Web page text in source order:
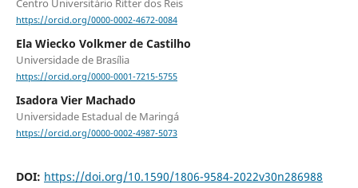
Centro Universitário Ritter dos Reis
https://orcid.org/0000-0002-4672-0084
Ela Wiecko Volkmer de Castilho
Universidade de Brasília
https://orcid.org/0000-0001-7215-5755
Isadora Vier Machado
Universidade Estadual de Maringá
https://orcid.org/0000-0002-4987-5073
DOI: https://doi.org/10.1590/1806-9584-2022v30n286988